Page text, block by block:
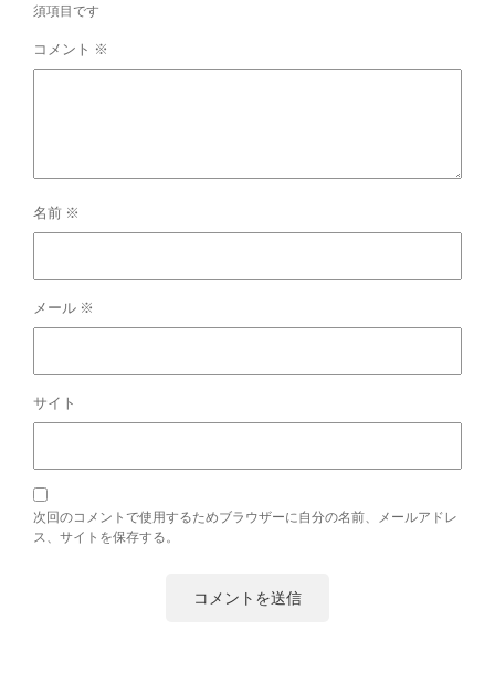
須項目です
コメント ※
名前 ※
メール ※
サイト
次回のコメントで使用するためブラウザーに自分の名前、メールアドレ
ス、サイトを保存する。